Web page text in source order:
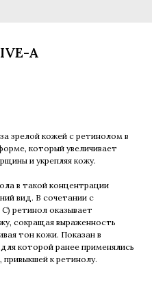
A
зрелой кожей с ретинолом в
который увеличивает
и укрепляя кожу.
в такой концентрации
вид. В сочетании с
ретинол оказывает
сокращая выраженность
тон кожи. Показан в
которой ранее применялись
к ретинолу.